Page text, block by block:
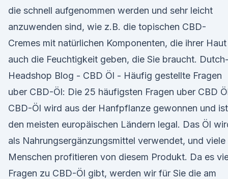
die schnell aufgenommen werden und sehr leicht
anzuwenden sind, wie z.B. die topischen CBD-
Cremes mit natürlichen Komponenten, die ihrer Haut
auch die Feuchtigkeit geben, die Sie braucht. Dutch-
Headshop Blog - CBD Öl - Häufig gestellte Fragen
uber CBD-Öl: Die 25 häufigsten Fragen uber CBD
CBD-Öl wird aus der Hanfpflanze gewonnen und
den meisten europäischen Ländern legal. Das Öl
als Nahrungsergänzungsmittel verwendet, und viele
Menschen profitieren von diesem Produkt. Da es
Fragen zu CBD-Öl gibt, werden wir für Sie die am